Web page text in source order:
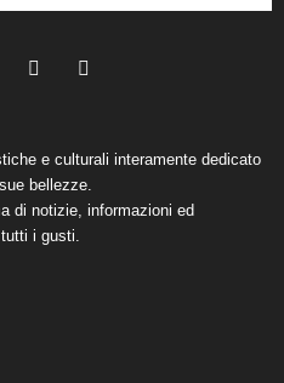
e culturali interamente dedicato
bellezze.
di notizie, informazioni ed
i gusti.